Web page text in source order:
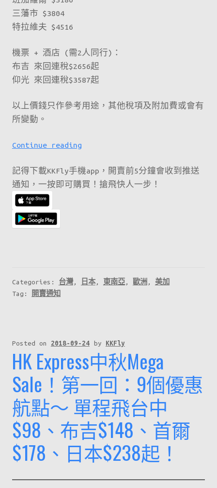
三藩市 $3804
特拉維夫 $4516
機票 + 酒店 (需2人同行)：
布吉 來回連稅$2656起
仰光 來回連稅$3587起
以上價錢只作參考用途，其他稅項及附加費或會有
所變動。
Continue reading新
期
fanfares
記
二
早
點
去
官
買
記得下載KKFly手機app，開賣前5分鐘會收到推送
通知，一按即可購買！搶飛快人一步！
Categories: 台灣, 日本, 東南亞 , 歐洲 , 美加
Tag:
開賣通知
Posted on 2018-09-24 by KKFly
HK Express中秋Mega
Sale！第一回：9個優惠
航點～ 單程飛台中
$98、布吉$148、首爾
$178、日本$238起！